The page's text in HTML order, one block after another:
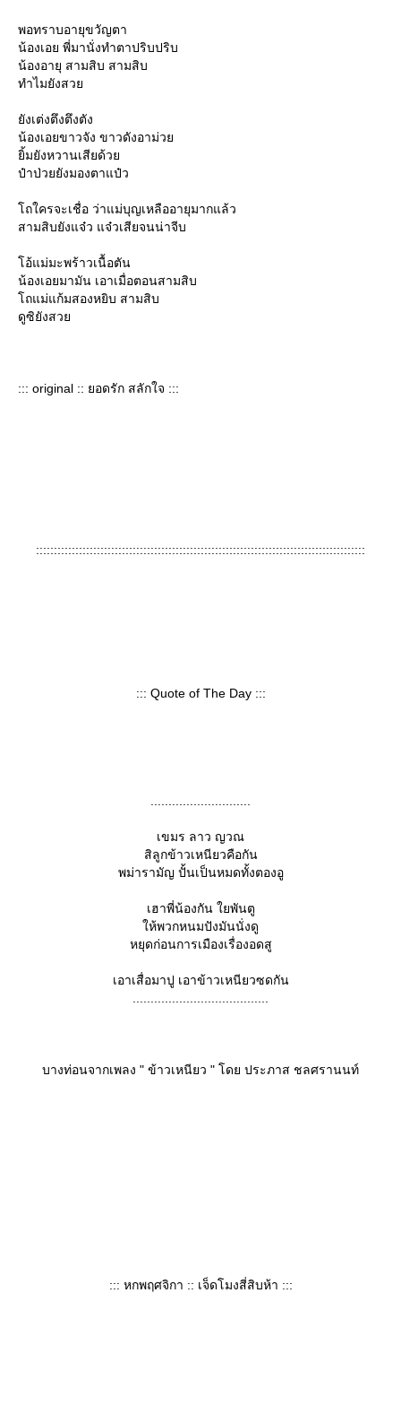
พอทราบอายุขวัญตา
น้องเอย พี่มานั่งทำตาปริบปริบ
น้องอายุ สามสิบ สามสิบ
ทำไมยังสว
ังเต่งตึงตึงตัง
น้องเอยขาวจัง ขาวดังอาม่ว
ิ้มยังหวานเสียด้ว
ป๋าป่วยยังมองตาแป๋ว
ถใครจะเชื่อ ว่าแม่บุญเหลืออายุมากแล้ว
สามสิบยังแจ๋ว แจ๋วเสียจนน่าจีบ
อ้แม่มะพร้าวเนื้อตัน
น้องเอยมามัน เอาเมื่อตอนสามสิบ
ถแม่แก้มสองหยิบ สามสิบ
ดูซิยังสว
::: original :: ยอดรัก สลักใจ :::
::::::::::::::::::::::::::::::::::::::::::::::::::::::::::::::::::::::::::::::::::::::::::::
::: Quote of The Day :::
เขมร ลาว ญวณ
สิลูกข้าวเหนียวคือกัน
พม่ารามัญ ปั้นเป็นหมดทั้งตองอู
เฮาพี่น้องกัน ใยพันตู
ห้พวกหนมปังมันนั่งดู
หยุดก่อนการเมืองเรื่องอดสู
เอาเสื่อมาปู เอาข้าวเหนียวซดกัน
บางท่อนจากเพลง " ข้าวเหนียว " โดย ประภาส ชลศรานนท์
::: หกพฤศจิกา :: เจ็ดโมงสี่สิบห้า :::